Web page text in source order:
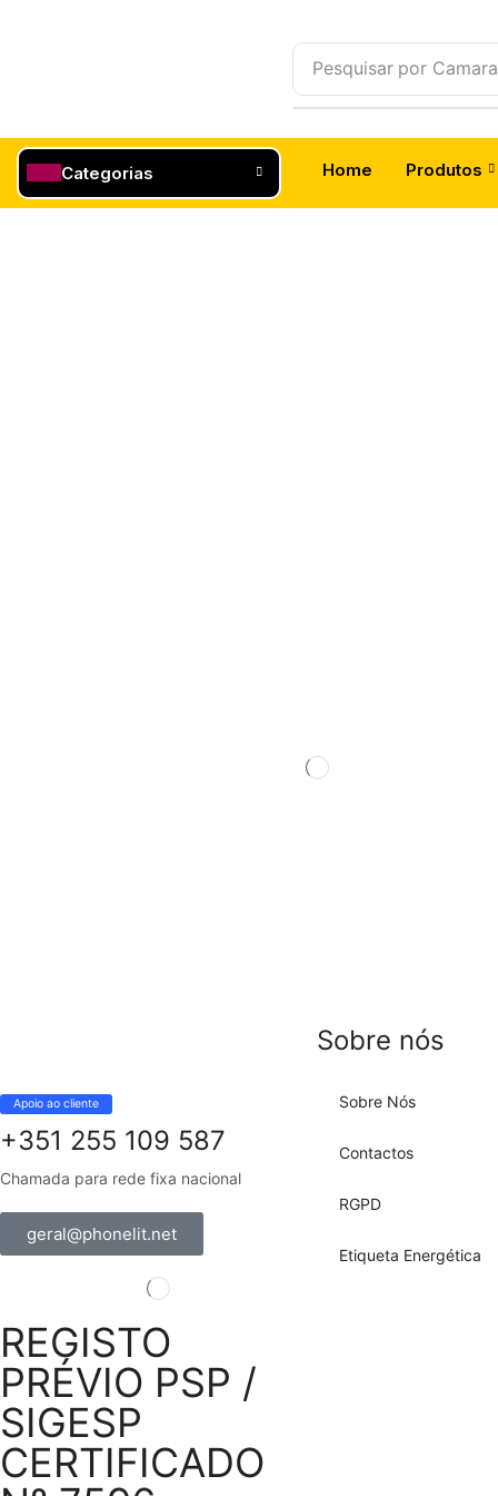
Pesquisar por
Categorias Home Produtos
Apoio ao cliente
+351 255 109 587
Chamada para rede fixa nacional
geral@phonelit.net
REGISTO
PRÉVIO PSP /
SIGESP
CERTIFICADO
Sobre nós
Sobre Nós
Contactos
RGPD
Etiqueta Energética